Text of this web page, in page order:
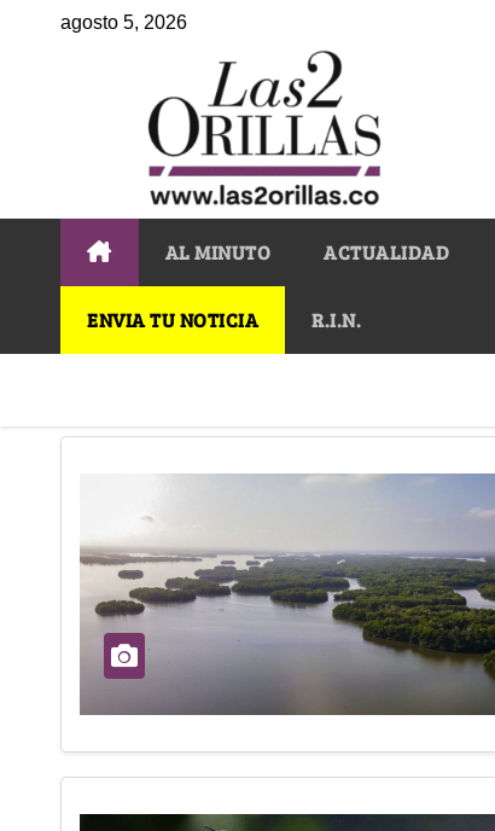
agosto 5, 2026
AL MINUTO ACTUALIDAD
ENVIA TU NOTICIA R.I.N.